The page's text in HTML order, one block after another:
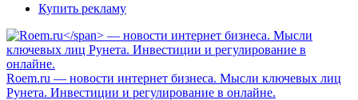
Купить рекламу
Roem.ru — новости интернет бизнеса. Мысли ключевых лиц
Рунета. Инвестиции и регулирование в онлайне.